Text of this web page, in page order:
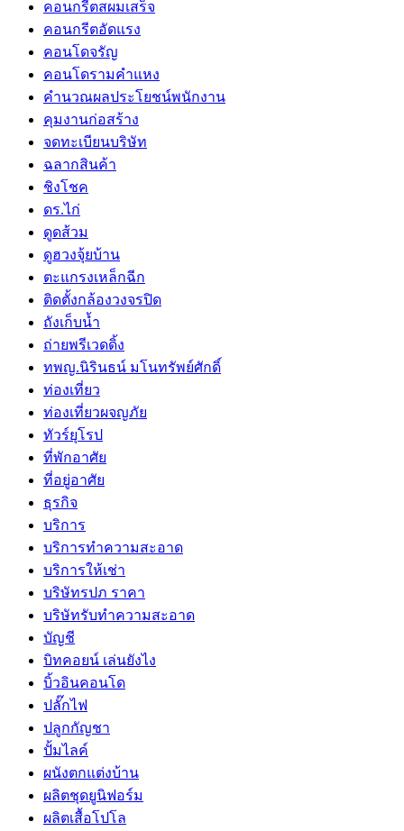
คอนกรีตสผมเสร็จ
คอนกรีตอัดแรง
คอนโดจรัญ
คอนโดรามคำแหง
คำนวณผลประโยชน์พนักงาน
คุมงานก่อสร้าง
จดทะเบียนบริษัท
ฉลากสินค้า
ชิงโชค
ดร.ไก่
ดูดส้วม
ดูฮวงจุ้ยบ้าน
ตะแกรงเหล็กฉีก
ติดตั้งกล้องวงจรปิด
ถังเก็บน้ำ
ถ่ายพรีเวดดิ้ง
ทพญ.นิรินธน์ มโนทรัพย์ศักดิ์
ท่องเที่ยว
ท่องเที่ยวผจญภัย
ทัวร์ยุโรป
ที่พักอาศัย
ที่อยู่อาศัย
ธุรกิจ
บริการ
บริการทำความสะอาด
บริการให้เช่า
บริษัทรปภ ราคา
บริษัทรับทำความสะอาด
บัญชี
บิทคอยน์ เล่นยังไง
บิ้วอินคอนโด
ปลั๊กไฟ
ปลูกกัญชา
ปั้มไลค์
ผนังตกแต่งบ้าน
ผลิตชุดยูนิฟอร์ม
ผลิตเสื้อโปโล